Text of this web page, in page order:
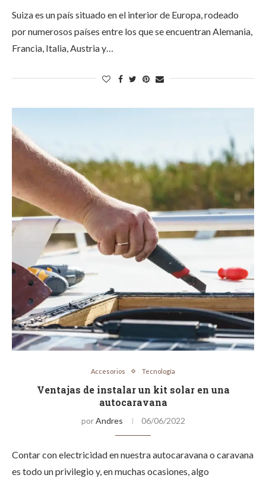
Suiza es un país situado en el interior de Europa, rodeado
por numerosos países entre los que se encuentran Alemania,
Francia, Italia, Austria y…
Accesorios Tecnología
Ventajas de instalar un kit solar en una
autocaravana
porAndres 06/06/2022
Contar con electricidad en nuestra autocaravana o caravana
es todo un privilegio y, en muchas ocasiones, algo